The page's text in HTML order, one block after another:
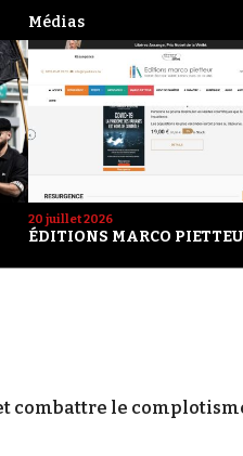
Médias
20 juillet 2026
ÉDITIONS MARCO
combattre le